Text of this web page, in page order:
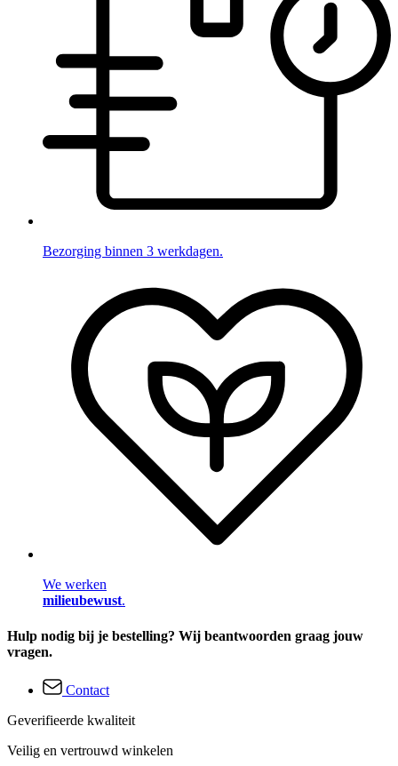
Bezorging binnen 3 werkdagen.
We werken
milieubewust.
Hulp nodig bij je bestelling? Wij beantwoorden graag jouw
vragen.
Contact
Geverifieerde kwaliteit
Veilig en vertrouwd winkelen